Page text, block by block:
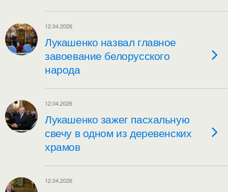
12.04.2026
Лукашенко назвал главное
завоевание белорусского
народа
12.04.2026
Лукашенко зажег пасхальную
свечу в одном из деревенских
храмов
12.04.2026